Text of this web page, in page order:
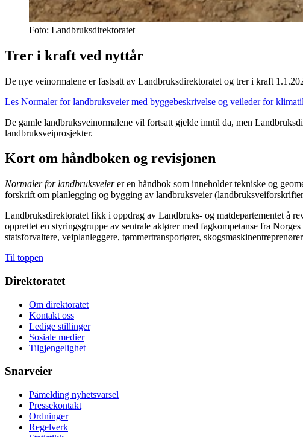
Foto: Landbruksdirektoratet
Trer i kraft ved nyttår
De nye veinormalene er fastsatt av Landbruksdirektoratet og trer i kraft
Les Normaler for landbruksveier med byggebeskrivelse og veileder for
De gamle landbruksveinormalene vil fortsatt gjelde inntil da, men
landbruksveiprosjekter.
Kort om håndboken og revisjonen
Normaler for landbruksveierer en håndbok som inneholder tekniske og
forskrift om planlegging og bygging av landbruksveier
Landbruksdirektoratet fikk i oppdrag av Landbruks- og matdepartementet å
opprettet en styringsgruppe av sentrale aktører med fagkompetanse fra
statsforvaltere, veiplanleggere, tømmertransportører,
Til toppen
Direktoratet
Om direktoratet
Kontakt oss
Ledige stillinger
Sosiale medier
Tilgjengelighet
Snarveier
Påmelding nyhetsvarsel
Pressekontakt
Ordninger
Regelverk